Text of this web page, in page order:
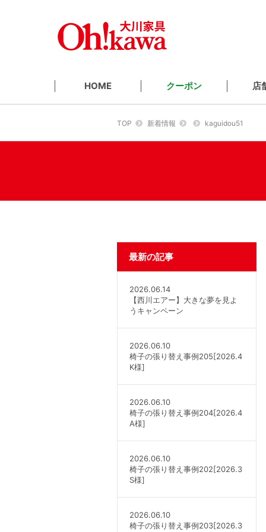
HOME クーポン 店
TOP 新着情報 kaguidou51
最新の記事
2026.06.14
【西川エアー】大きな夢を見よ
うキャンペーン
2026.06.10
椅子の張り替え事例205[2026.4
K様]
2026.06.10
椅子の張り替え事例204[2026.4
A様]
2026.06.10
椅子の張り替え事例202[2026.3
S様]
2026.06.10
椅子の張り替え事例203[2026.3